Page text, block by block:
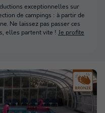
exceptionnelles sur
de campings : à partir de
Ne laissez pas passer ces
elles partent vite ! Je profite